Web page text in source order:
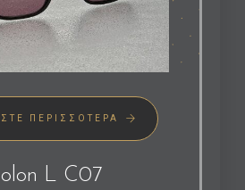
ΠΕΡΙΣΣΌΤΕΡΑ
L C07